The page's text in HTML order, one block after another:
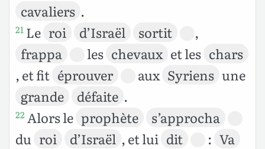
cavaliers .
21 Le roi d’Israël sortit
,
frappa
les chevaux et les chars
, et fit éprouver aux Syriens une
grande
défaite .
22 Alors le prophète
s’approcha
du roi d’Israël , et lui dit : Va